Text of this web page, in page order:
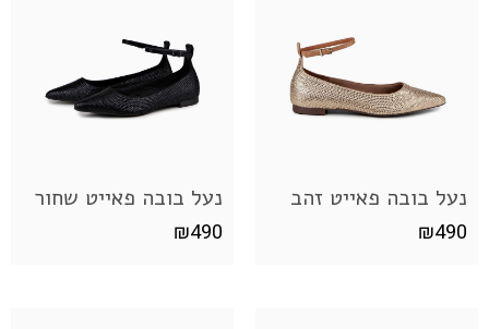
נעל בובה פאייט זהב
₪490
נעל בובה פאייט שחור
₪490